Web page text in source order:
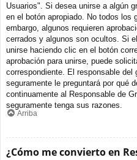
Usuarios". Si desea unirse a algún
en el botón apropiado. No todos los
embargo, algunos requieren
cerrados y algunos son ocultos. Si
unirse haciendo clic en el botón
aprobación para unirse, puede
correspondiente. El responsable
seguramente le preguntará por qué
continuamente al Responsable de
seguramente tenga sus razones.
Arriba
¿Cómo me convierto en